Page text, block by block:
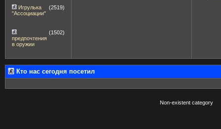
Игрулька
"Ассоциации"
(2519)
предпочтения
в оружии
(1502)
Кто нас сегодня посетил
Non-existent category